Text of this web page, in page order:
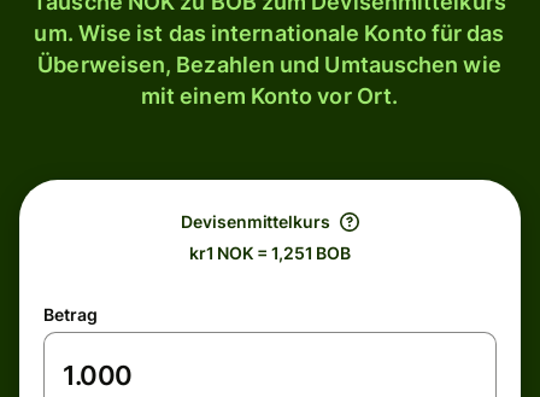
um. Wise ist das internationale Konto für das
Überweisen, Bezahlen und Umtauschen wie
mit einem Konto vor Ort.
Devisenmittelkurs
kr1 NOK = 1,251 BOB
Betrag